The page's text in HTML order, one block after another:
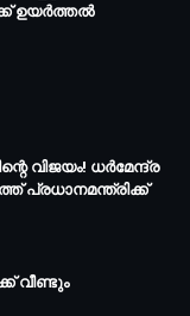
ഉയര്‍ത്തൽ
വിജയം! ധർമേന്ദ്ര
പ്രധാനമന്ത്രിക്ക്
വീണ്ടും